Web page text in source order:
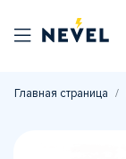
Главная страница